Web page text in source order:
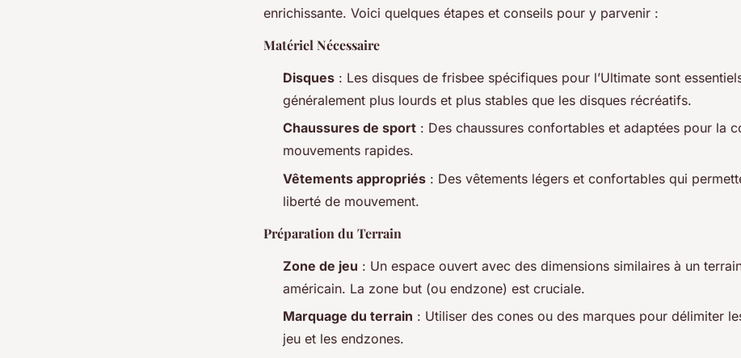
enrichissante. Voici quelques étapes et conseils pour y parvenir :
Matériel Nécessaire
Disques : Les disques de frisbee spécifiques pour l’Ultimate sont
généralement plus lourds et plus stables que les disques récréatifs.
Chaussures de sport : Des chaussures confortables et adaptées pour la
mouvements rapides.
Vêtements appropriés : Des vêtements légers et confortables qui
liberté de mouvement.
Préparation du Terrain
Zone de jeu : Un espace ouvert avec des dimensions similaires à un
américain. La zone but (ou endzone) est cruciale.
Marquage du terrain : Utiliser des cones ou des marques pour délimiter
jeu et les endzones.